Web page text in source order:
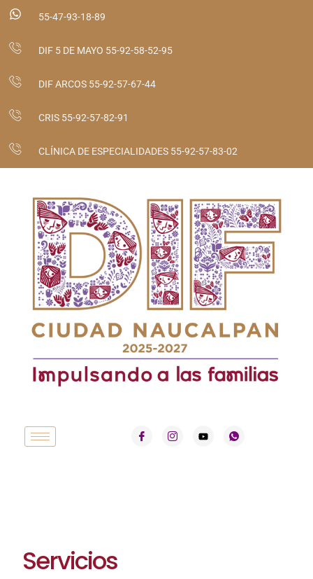
55-47-93-18-89
DIF 5 DE MAYO 55-92-58-52-95
DIF ARCOS 55-92-57-67-44
CRIS 55-92-57-82-91
CLÍNICA DE ESPECIALIDADES 55-92-57-83-02
Servicios